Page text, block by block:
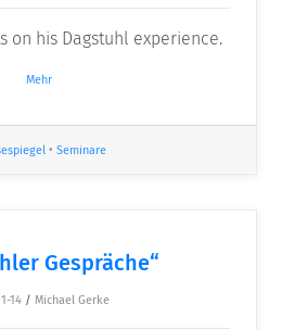
on his Dagstuhl experience.
Mehr
• Seminare
­Gespräche“
14 / Michael Gerke